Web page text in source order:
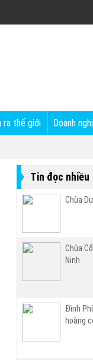
ra thế giới Doanh
Tin đọc nhiều
Chùa
Chùa
Ninh
Đình
hoàng